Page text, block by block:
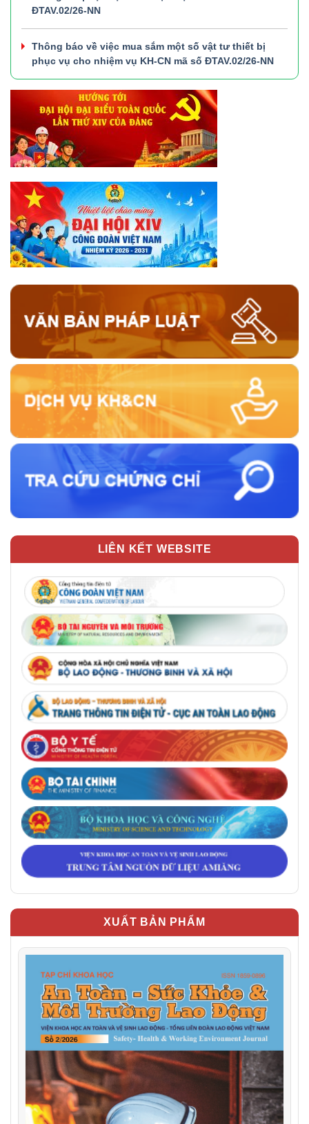
ĐTAV.02/26-NN
Thông báo về việc mua sắm một số vật tư thiết bị
phục vụ cho nhiệm vụ KH-CN mã số ĐTAV.02/26-NN
LIÊN KẾT WEBSITE
XUẤT BẢN PHẨM